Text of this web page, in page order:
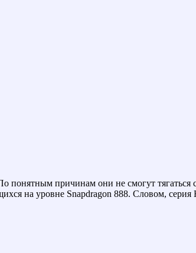
причинам они не смогут тягаться
на уровне Snapdragon 888. Словом, серия